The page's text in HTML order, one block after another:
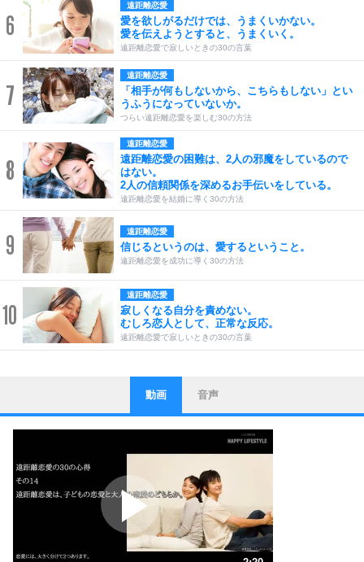
6
遠距離恋愛
愛を欲しがるだけでは、うまくいかない。
愛を伝えようとすると、うまくいく。
遠距離恋愛で寂しいときの30の言葉
7
遠距離恋愛
「相手が何もしないから、こちらもしない」とい
うふうになっていないか。
つらい遠距離恋愛を楽しむ30の方法
8
遠距離恋愛
遠距離恋愛の困難は、2人の邪魔をしているので
はない。
2人の信頼関係を深めるお手伝いをしている。
遠距離恋愛を結婚に導く30の方法
9 遠距離恋愛
信じるというのは、愛するということ。
遠距離恋愛を成功に導く30の方法
10
遠距離恋愛
寂しくなる自分を責めない。
むしろ恋人として、正常な反応。
遠距離恋愛で寂しいときの30の言葉
1
ストレス対策
他人と比べない。
いっそのこと、他人を見ない。
いらいらしない人になる30の方法
プラス思考
ポジティブになれない原因は、行動しないから。
ポジティブ思考になる30の方法
ストレス対策
動画 音声